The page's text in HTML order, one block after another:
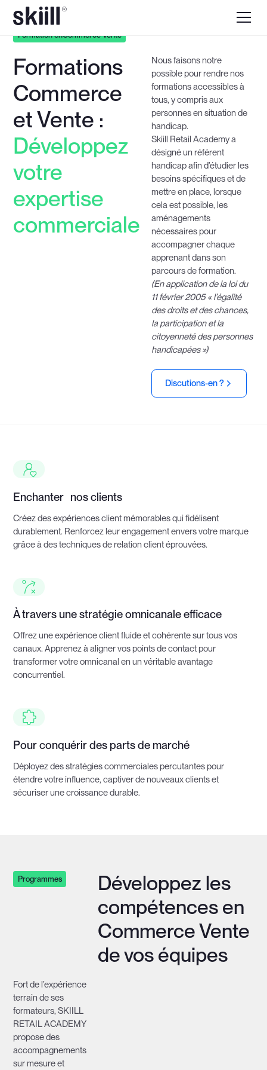
Formation enCommerce Vente
Formations
Commerce
et Vente :
Développez
votre
expertise
commerciale
Nous faisons notre
possible pour rendre nos
formations accessibles à
tous, y compris aux
personnes en situation de
handicap.
Skiill Retail Academy a
désigné un référent
handicap afin d’étudier les
besoins spécifiques et de
mettre en place, lorsque
cela est possible, les
aménagements
nécessaires pour
accompagner chaque
apprenant dans son
parcours de formation.
(En application de la loi du
11 février 2005 « l’égalité
des droits et des chances,
la participation et la
citoyenneté des personnes
handicapées »)
Discutions-en ?
Enchanter nos clients
Créez des expériences client mémorables qui fidélisent
durablement. Renforcez leur engagement envers votre marque
grâce à des techniques de relation client éprouvées.
À travers une stratégie omnicanale efficace
Offrez une expérience client fluide et cohérente sur tous vos
canaux. Apprenez à aligner vos points de contact pour
transformer votre omnicanal en un véritable avantage
concurrentiel.
Pour conquérir des parts de marché
Déployez des stratégies commerciales percutantes pour
étendre votre influence, captiver de nouveaux clients et
sécuriser une croissance durable.
Programmes
Développez les
compétences en
Commerce Vente
de vos équipes
Fort de l’expérience
terrain de ses
formateurs, SKIILL
RETAIL ACADEMY
propose des
accompagnements
sur mesure et